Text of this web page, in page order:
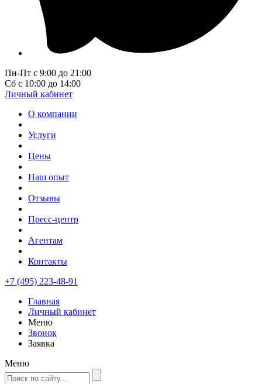
Пн-Пт с 9:00 до 21:00
Сб с 10:00 до 14:00
Личный кабинет
О компании
Услуги
Цены
Наш опыт
Отзывы
Пресс-центр
Агентам
Контакты
+7 (495) 223-48-91
Главная
Личный кабинет
Меню
Звонок
Заявка
Меню